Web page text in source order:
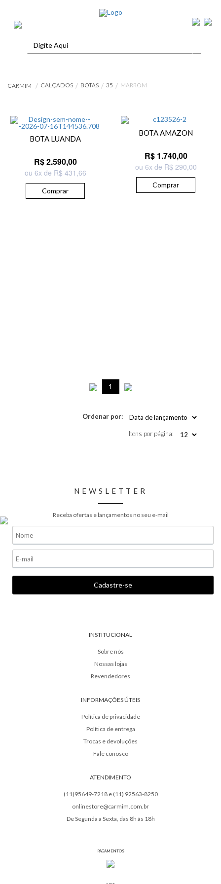
CARMIM CALÇADOS BOTAS 35 MARROM
BOTA LUANDA
R$ 2.590,00
ou 6x de R$ 431,66
Comprar
BOTA AMAZON
R$ 1.740,00
ou 6x de R$ 290,00
Comprar
1
Ordenar por:
Itens por página:
NEWSLETTER
Receba ofertas e lançamentos no seu e-mail
INSTITUCIONAL
Sobre nós
Nossas lojas
Revendedores
INFORMAÇÕES ÚTEIS
Política de privacidade
Política de entrega
Trocas e devoluções
Fale conosco
ATENDIMENTO
(11)95649-7218 e (11) 92563-8250
onlinestore@carmim.com.br
De Segunda a Sexta, das 8h às 18h
PAGAMENTOS